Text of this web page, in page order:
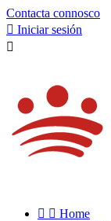
Contacta connosco
 Iniciar sesión

  Home